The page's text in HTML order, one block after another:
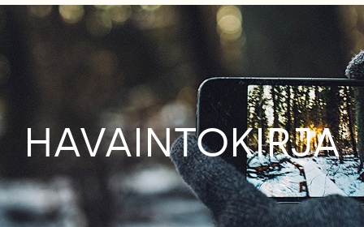
HAVAINTOKIRJA